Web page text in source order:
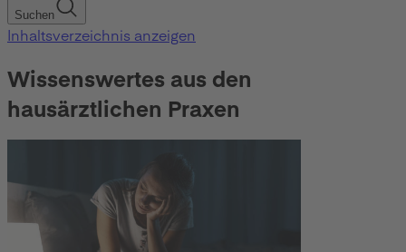
Suchen
Inhaltsverzeichnis anzeigen
Wissenswertes aus den
hausärztlichen Praxen